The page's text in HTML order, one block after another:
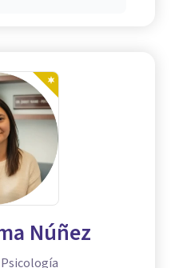
Núñez